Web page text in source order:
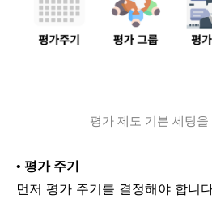
평가 제도 기본 세팅을
• 평가 주기
먼저 평가 주기를 결정해야 합니